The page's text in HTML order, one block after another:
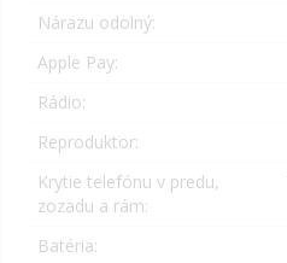
Nárazu odolný:
Apple Pay:
Rádio:
Reproduktor:
Krytie telefónu v predu,
zozadu a rám:
Batéria: